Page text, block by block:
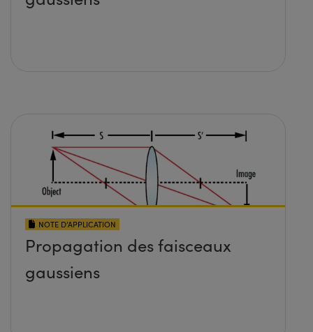
NOTE D’APPLICATION
Propagation des faisceaux
gaussiens